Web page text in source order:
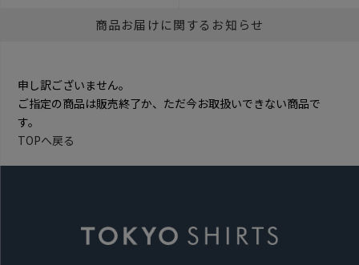
商品お届けに関するお知らせ
申し訳ございません。
ご指定の商品は販売終了か、ただ今お取扱いできない商品で
す。
TOPへ戻る